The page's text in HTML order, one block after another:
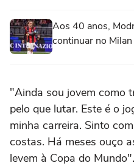
Aos 40 anos,
continuar no Milan
"Ainda sou jovem como
pelo que lutar. Este é o
minha carreira. Sinto
costas. Há meses ouço
levem à Copa do